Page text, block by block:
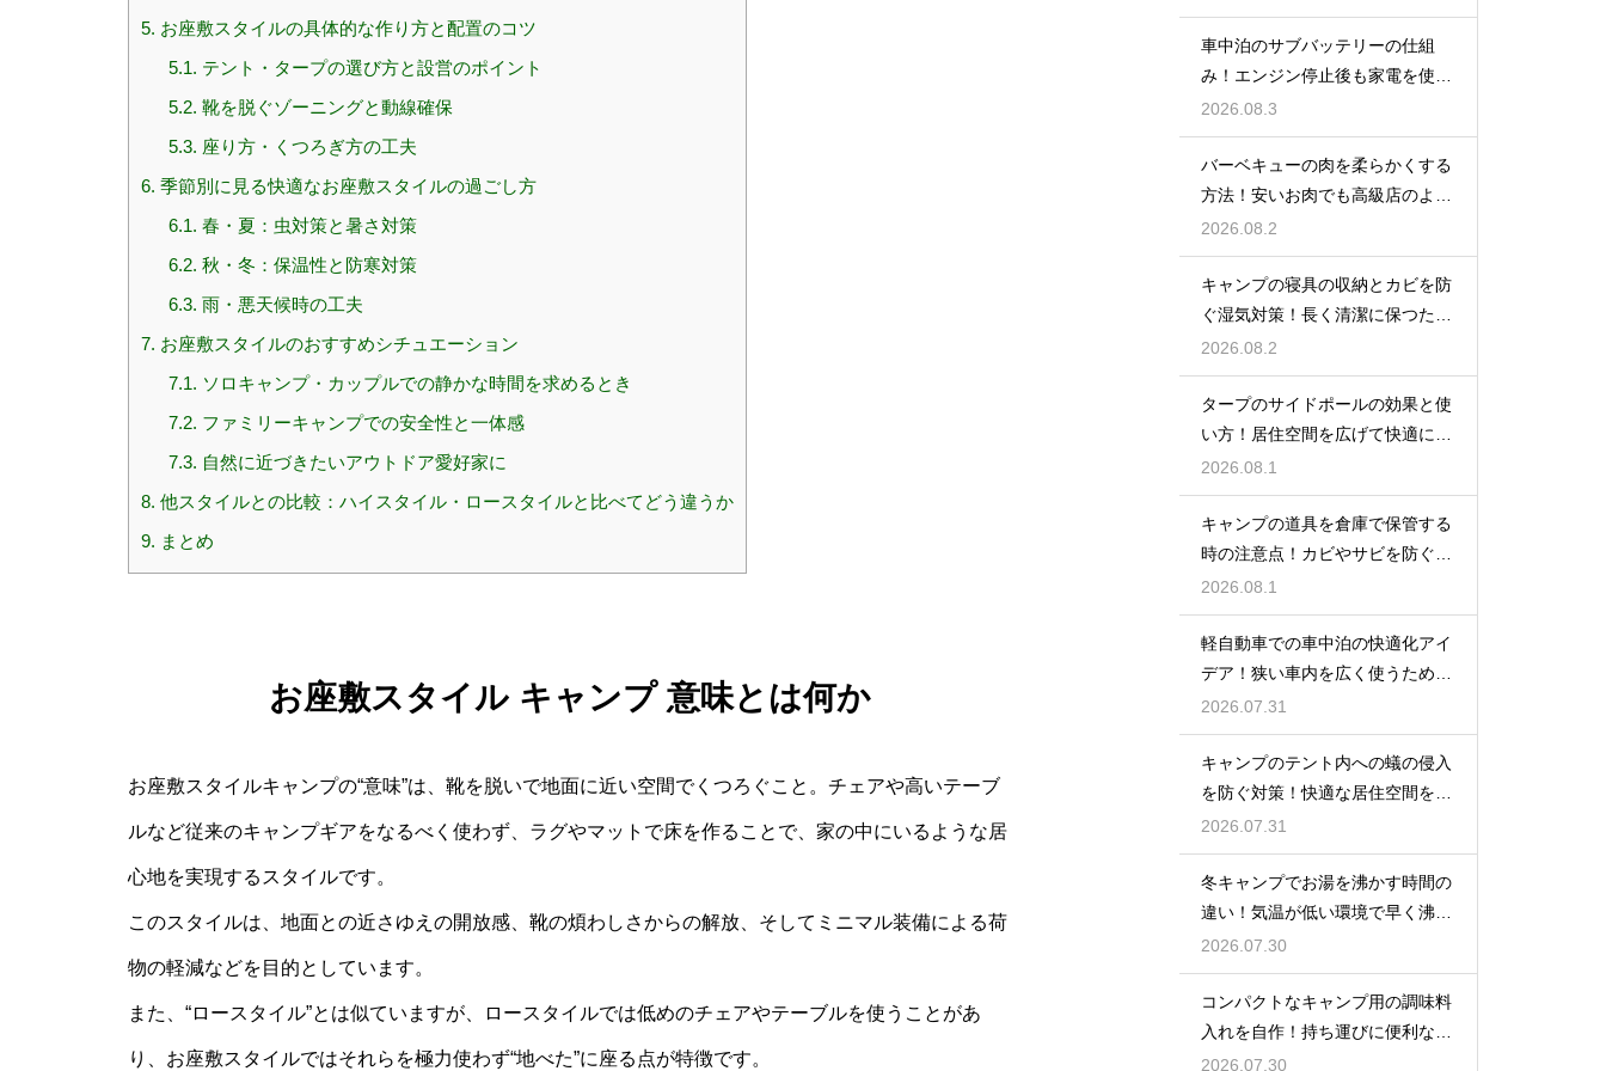
5. お座敷スタイルの具体的な作り方と配置のコツ
5.1. テント・タープの選び方と設営のポイント
5.2. 靴を脱ぐゾーニングと動線確保
5.3. 座り方・くつろぎ方の工夫
6. 季節別に見る快適なお座敷スタイルの過ごし方
6.1. 春・夏：虫対策と暑さ対策
6.2. 秋・冬：保温性と防寒対策
6.3. 雨・悪天候時の工夫
7. お座敷スタイルのおすすめシチュエーション
7.1. ソロキャンプ・カップルでの静かな時間を求めるとき
7.2. ファミリーキャンプでの安全性と一体感
7.3. 自然に近づきたいアウトドア愛好家に
8. 他スタイルとの比較：ハイスタイル・ロースタイルと比べてどう違うか
9. まとめ
お座敷スタイル キャンプ 意味とは何か
お座敷スタイルキャンプの“意味”は、靴を脱いで地面に近い空間でくつろぐこと。チェアや高いテーブ
ルなど従来のキャンプギアをなるべく使わず、ラグやマットで床を作ることで、家の中にいるような居
心地を実現するスタイルです。
このスタイルは、地面との近さゆえの開放感、靴の煩わしさからの解放、そしてミニマル装備による荷
物の軽減などを目的としています。
また、“ロースタイル”とは似ていますが、ロースタイルでは低めのチェアやテーブルを使うことがあ
り、お座敷スタイルではそれらを極力使わず“地べた”に座る点が特徴です。
車中泊のサブバッテリーの仕組
み！エンジン停止後も家電を使う
ための知識
2026.08.3
バーベキューの肉を柔らかくする
方法！安いお肉でも高級店のよう
に美味しく
2026.08.2
キャンプの寝具の収納とカビを防
ぐ湿気対策！長く清潔に保つため
の手入れ
2026.08.2
タープのサイドポールの効果と使
い方！居住空間を広げて快適に過
ごす技
2026.08.1
キャンプの道具を倉庫で保管する
時の注意点！カビやサビを防ぐお
手入れ
2026.08.1
軽自動車での車中泊の快適化アイ
デア！狭い車内を広く使うための
工夫
2026.07.31
キャンプのテント内への蟻の侵入
を防ぐ対策！快適な居住空間をキ
ープ
2026.07.31
冬キャンプでお湯を沸かす時間の
違い！気温が低い環境で早く沸騰
させる
2026.07.30
コンパクトなキャンプ用の調味料
入れを自作！持ち運びに便利な収
納術
2026.07.30